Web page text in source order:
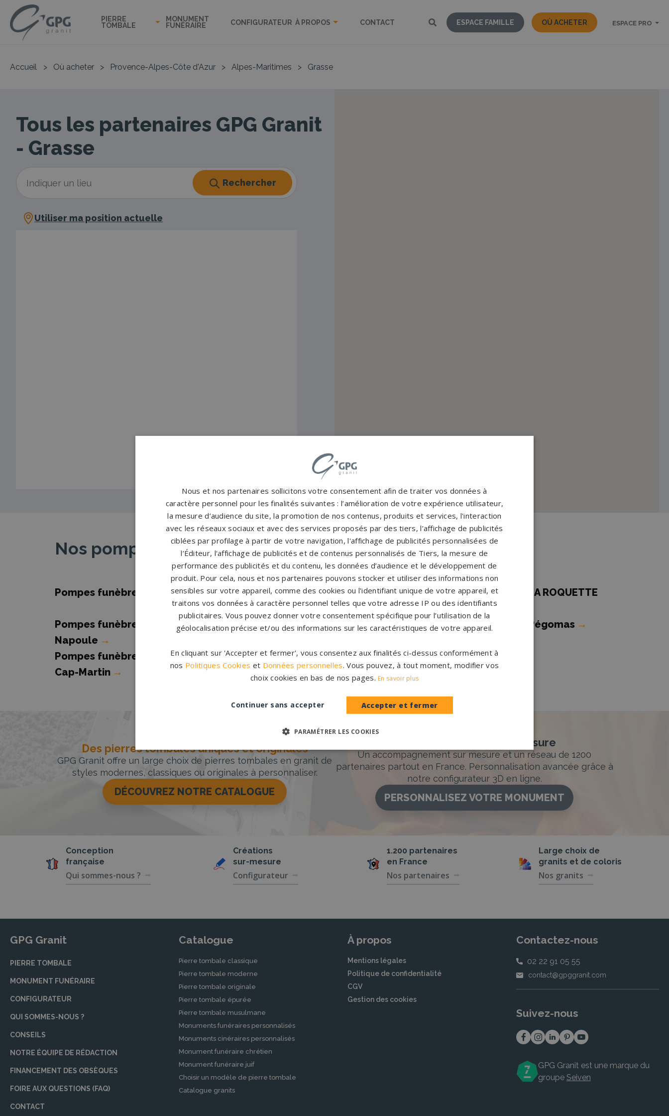
PIERRE
TOMBALE
MONUMENT
FUNÉRAIRE
CONFIGURATEUR À PROPOS CONTACT ESPACE FAMILLE OÙ ACHETER ESPACE PRO
Accueil > Où acheter > Provence-Alpes-Côte d'Azur > Alpes-Maritimes > Grasse
Tous les partenaires GPG Granit
- Grasse
Rechercher
Utiliser ma position actuelle
Nos pompes funèbres et marbriers autour de Grasse
Pompes funèbres Antibes→ Pompes funèbres Grasse→
Pompes funèbres LA ROQUETTE
SUR SIAGNE
Pompes funèbres Mandelieu-la-
Napoule →
Pompes funèbres Nice → Pompes funèbres Pégomas →
Pompes funèbres Roquebrune-
Cap-Martin →
Pompes funèbres Saint-Laurent-
du-Var →
Des pierres tombales uniques et originales
GPG Granit offre un large choix de pierres tombales en granit de
styles modernes, classiques ou originales à personnaliser.
DÉCOUVREZ NOTRE CATALOGUE
Accompagnement sur-mesure
Un accompagnement sur mesure et un réseau de 1200
partenaires partout en France. Personnalisation avancée grâce à
notre configurateur 3D en ligne.
PERSONNALISEZ VOTRE MONUMENT
Conception
française
Qui sommes-nous ?
Créations
sur-mesure
Configurateur
1.200 partenaires
en France
Nos partenaires
Large choix de
granits et de coloris
Nos granits
GPG Granit
PIERRE TOMBALE
MONUMENT FUNÉRAIRE
CONFIGURATEUR
QUI SOMMES-NOUS ?
CONSEILS
NOTRE ÉQUIPE DE RÉDACTION
FINANCEMENT DES OBSÈQUES
FOIRE AUX QUESTIONS (FAQ)
CONTACT
Catalogue
Pierre tombale classique
Pierre tombale moderne
Pierre tombale originale
Pierre tombale épurée
Pierre tombale musulmane
Monuments funéraires personnalisés
Monuments cinéraires personnalisés
Monument funéraire chrétien
Monument funéraire juif
Choisir un modèle de pierre tombale
Catalogue granits
À propos
Mentions légales
Politique de confidentialité
CGV
Gestion des cookies
Contactez-nous
02 22 91 05 55
contact@gpggranit.com
Suivez-nous
GPG Granit est une marque du
groupe Seiven
Nous et nos partenaires sollicitons votre consentement afin de traiter vos données à
caractère personnel pour les finalités suivantes : l’amélioration de votre expérience utilisateur,
la mesure d’audience du site, la promotion de nos contenus, produits et services, l'interaction
avec les réseaux sociaux et avec des services proposés par des tiers, l’affichage de publicités
ciblées par profilage à partir de votre navigation, l'affichage de publicités personnalisées de
l’Éditeur, l'affichage de publicités et de contenus personnalisés de Tiers, la mesure de
performance des publicités et du contenu, les données d’audience et le développement de
produit. Pour cela, nous et nos partenaires pouvons stocker et utiliser des informations non
sensibles sur votre appareil, comme des cookies ou l'identifiant unique de votre appareil, et
traitons vos données à caractère personnel telles que votre adresse IP ou des identifiants
publicitaires. Vous pouvez donner votre consentement spécifique pour l’utilisation de la
géolocalisation précise et/ou des informations sur les caractéristiques de votre appareil.
En cliquant sur 'Accepter et fermer', vous consentez aux finalités ci-dessus conformément à
nos Politiques Cookies et Données personnelles. Vous pouvez, à tout moment, modifier vos
choix cookies en bas de nos pages. En savoir plus
Accepter et fermer
Continuer sans accepter
PARAMÉTRER LES COOKIES